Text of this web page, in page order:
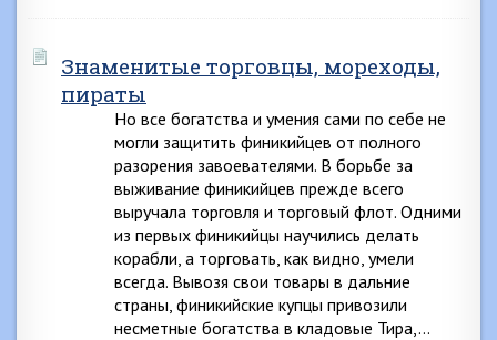
Знаменитые торговцы, мореходы,
пираты
Но все богатства и умения сами по себе не
могли защитить финикийцев от полного
разорения завоевателями. В борьбе за
выживание финикийцев прежде всего
выручала торговля и торговый флот. Одними
из первых финикийцы научились делать
корабли, а торговать, как видно, умели
всегда. Вывозя свои товары в дальние
страны, финикийские купцы привозили
несметные богатства в кладовые Тира,…